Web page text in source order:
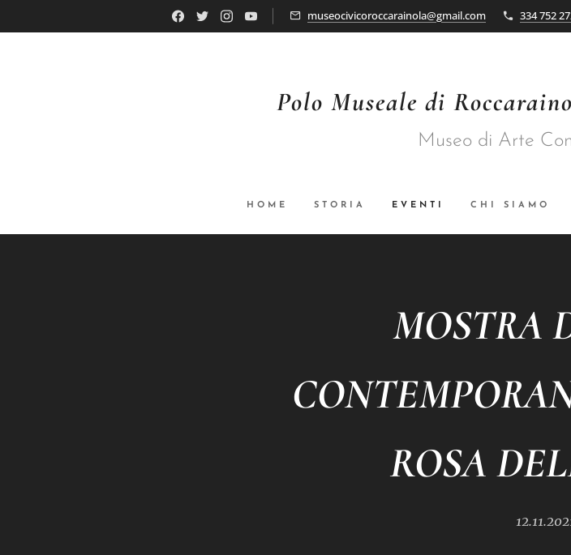
museocivicoroccarainola@gmail.com 334 752
Polo Museale di
Museo di Arte
HOME STORIA EVENTI CHI SIAMO
MOSTRA
ROSA